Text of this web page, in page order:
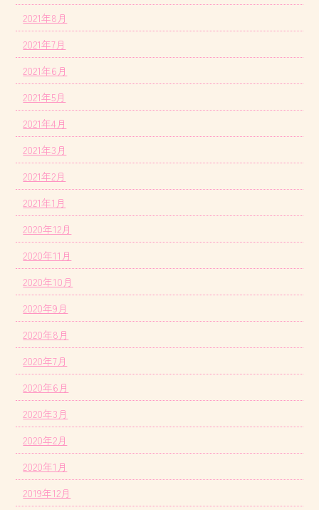
2021年8月
2021年7月
2021年6月
2021年5月
2021年4月
2021年3月
2021年2月
2021年1月
2020年12月
2020年11月
2020年10月
2020年9月
2020年8月
2020年7月
2020年6月
2020年3月
2020年2月
2020年1月
2019年12月